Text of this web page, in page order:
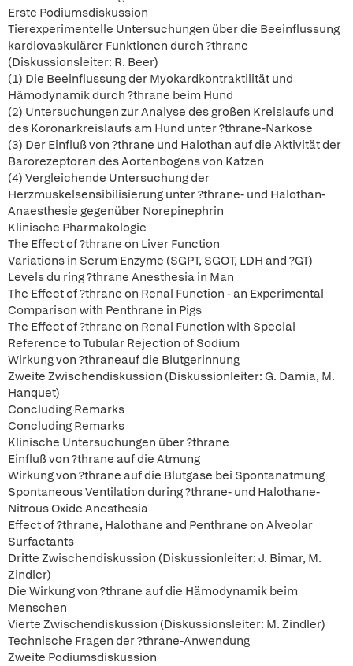
Erste Podiumsdiskussion
Tierexperimentelle Untersuchungen über die Beeinflussung
kardiovaskulärer Funktionen durch ?thrane
(Diskussionsleiter: R. Beer)
(1) Die Beeinflussung der Myokardkontraktilität und
Hämodynamik durch ?thrane beim Hund
(2) Untersuchungen zur Analyse des großen Kreislaufs und
des Koronarkreislaufs am Hund unter ?thrane-Narkose
(3) Der Einfluß von ?thrane und Halothan auf die Aktivität der
Barorezeptoren des Aortenbogens von Katzen
(4) Vergleichende Untersuchung der
Herzmuskelsensibilisierung unter ?thrane- und Halothan-
Anaesthesie gegenüber Norepinephrin
Klinische Pharmakologie
The Effect of ?thrane on Liver Function
Variations in Serum Enzyme (SGPT, SGOT, LDH and ?GT)
Levels du ring ?thrane Anesthesia in Man
The Effect of ?thrane on Renal Function - an Experimental
Comparison with Penthrane in Pigs
The Effect of ?thrane on Renal Function with Special
Reference to Tubular Rejection of Sodium
Wirkung von ?thraneauf die Blutgerinnung
Zweite Zwischendiskussion (Diskussionleiter: G. Damia, M.
Hanquet)
Concluding Remarks
Concluding Remarks
Klinische Untersuchungen über ?thrane
Einfluß von ?thrane auf die Atmung
Wirkung von ?thrane auf die Blutgase bei Spontanatmung
Spontaneous Ventilation during ?thrane- und Halothane-
Nitrous Oxide Anesthesia
Effect of ?thrane, Halothane and Penthrane on Alveolar
Surfactants
Dritte Zwischendiskussion (Diskussionleiter: J. Bimar, M.
Zindler)
Die Wirkung von ?thrane auf die Hämodynamik beim
Menschen
Vierte Zwischendiskussion (Diskussionsleiter: M. Zindler)
Technische Fragen der ?thrane-Anwendung
Zweite Podiumsdiskussion